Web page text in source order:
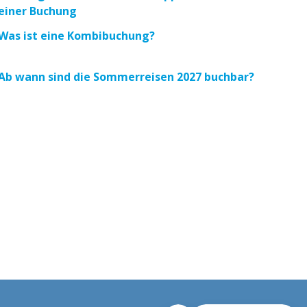
Buchung
ist eine Kombibuchung?
wann sind die Sommerreisen 2027 buchbar?